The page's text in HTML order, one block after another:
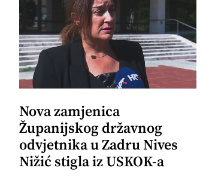
Nova zamjenica
Županijskog državnog
odvjetnika u Zadru Nives
Nižić stigla iz USKOK-a